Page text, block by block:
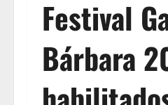
Festival
Bárbara